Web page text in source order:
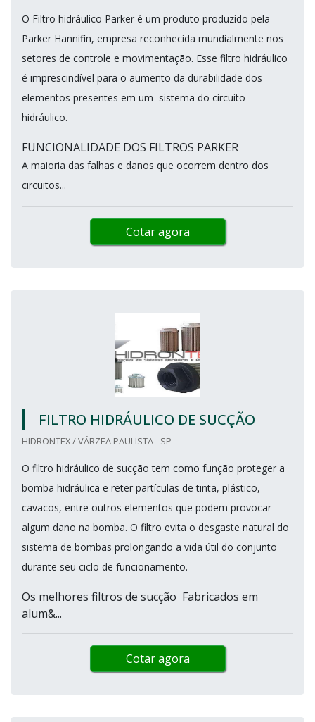
O Filtro hidráulico Parker é um produto produzido pela
Parker Hannifin, empresa reconhecida mundialmente nos
setores de controle e movimentação. Esse filtro hidráulico
é imprescindível para o aumento da durabilidade dos
elementos presentes em um sistema do circuito
hidráulico.
FUNCIONALIDADE DOS FILTROS PARKER
A maioria das falhas e danos que ocorrem dentro dos
circuitos...
Cotar agora
FILTRO HIDRÁULICO DE SUCÇÃO
HIDRONTEX / VÁRZEA PAULISTA - SP
O filtro hidráulico de sucção tem como função proteger a
bomba hidráulica e reter partículas de tinta, plástico,
cavacos, entre outros elementos que podem provocar
algum dano na bomba. O filtro evita o desgaste natural do
sistema de bombas prolongando a vida útil do conjunto
durante seu ciclo de funcionamento.
Os melhores filtros de sucção Fabricados em
alum&...
Cotar agora